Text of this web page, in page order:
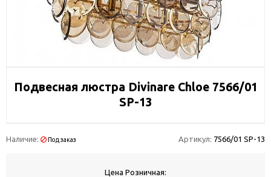
Подвесная люстра Divinare Chloe 7566/01
SP-13
Наличие: Под заказ Артикул: 7566/01 SP-13
Цена Розничная: